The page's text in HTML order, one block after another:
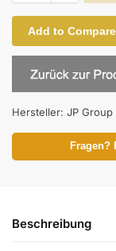
Add to Compare
Hersteller: JP Group
Fragen?
Beschreibung